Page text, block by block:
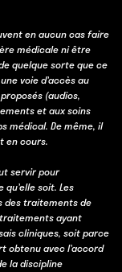
en aucun cas faire
médicale ni être
quelque sorte que ce
voie d’accès au
(audios,
et aux soins
médical. De même, il
en cours.
servir pour
soit. Les
des traitements de
ayant
cliniques, soit parce
obtenu avec l’accord
la discipline